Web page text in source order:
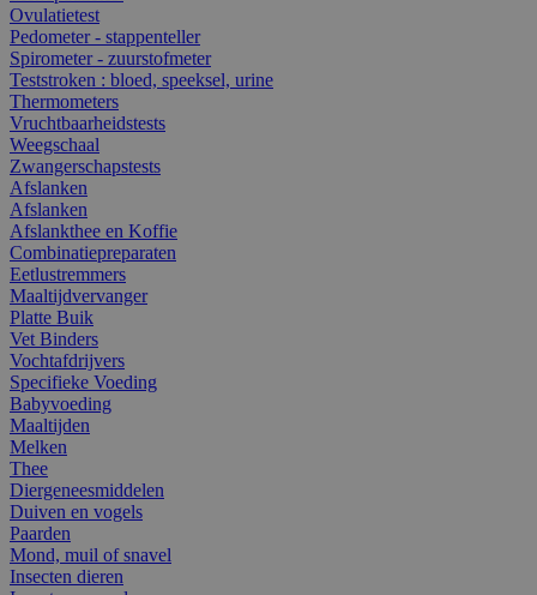
Ovulatietest
Pedometer - stappenteller
Spirometer - zuurstofmeter
Teststroken : bloed, speeksel, urine
Thermometers
Vruchtbaarheidstests
Weegschaal
Zwangerschapstests
Afslanken
Afslanken
Afslankthee en Koffie
Combinatiepreparaten
Eetlustremmers
Maaltijdvervanger
Platte Buik
Vet Binders
Vochtafdrijvers
Specifieke Voeding
Babyvoeding
Maaltijden
Melken
Thee
Diergeneesmiddelen
Duiven en vogels
Paarden
Mond, muil of snavel
Insecten dieren